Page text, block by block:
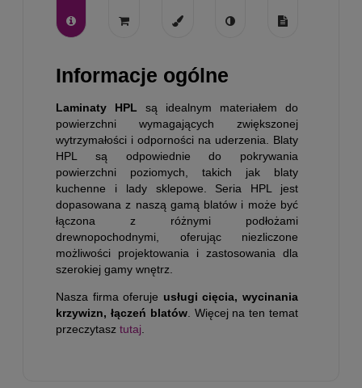
Informacje ogólne
Laminaty HPL są idealnym materiałem do
powierzchni wymagających zwiększonej
wytrzymałości i odporności na uderzenia. Blaty
HPL są odpowiednie do pokrywania
powierzchni poziomych, takich jak blaty
kuchenne i lady sklepowe. Seria HPL jest
dopasowana z naszą gamą blatów i może być
łączona z różnymi podłożami
drewnopochodnymi, oferując niezliczone
możliwości projektowania i zastosowania dla
szerokiej gamy wnętrz.
Nasza firma oferuje usługi cięcia, wycinania
krzywizn, łączeń blatów. Więcej na ten temat
przeczytasz tutaj